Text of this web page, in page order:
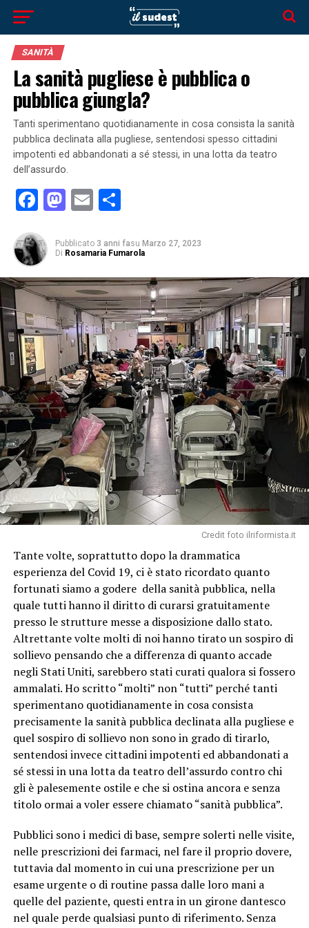
SANITÀ
La sanità pugliese è pubblica o
pubblica giungla?
Tanti sperimentano quotidianamente in cosa consista la sanità
pubblica declinata alla pugliese, sentendosi spesso cittadini
impotenti ed abbandonati a sé stessi, in una lotta da teatro
dell’assurdo.
Facebook
Mastodon
EmailCondividi
Pubblicato 3 anni fasu Marzo 27, 2023
Di Rosamaria Fumarola
Credit foto ilriformista.it
Tante volte, soprattutto dopo la drammatica
esperienza del Covid 19, ci è stato ricordato quanto
fortunati siamo a godere della sanità pubblica, nella
quale tutti hanno il diritto di curarsi gratuitamente
presso le strutture messe a disposizione dallo stato.
Altrettante volte molti di noi hanno tirato un sospiro di
sollievo pensando che a differenza di quanto accade
negli Stati Uniti, sarebbero stati curati qualora si fossero
ammalati. Ho scritto “molti” non “tutti” perché tanti
sperimentano quotidianamente in cosa consista
precisamente la sanità pubblica declinata alla pugliese e
quel sospiro di sollievo non sono in grado di tirarlo,
sentendosi invece cittadini impotenti ed abbandonati a
sé stessi in una lotta da teatro dell’assurdo contro chi
gli è palesemente ostile e che si ostina ancora e senza
titolo ormai a voler essere chiamato “sanità pubblica”.
Pubblici sono i medici di base, sempre solerti nelle visite,
nelle prescrizioni dei farmaci, nel fare il proprio dovere,
tuttavia dal momento in cui una prescrizione per un
esame urgente o di routine passa dalle loro mani a
quelle del paziente, questi entra in un girone dantesco
nel quale perde qualsiasi punto di riferimento. Senza